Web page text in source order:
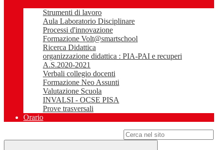
Strumenti di lavoro
Aula Laboratorio Disciplinare
Processi d'innovazione
Formazione Volt@smartschool
Ricerca Didattica
organizzazione didattica : PIA-PAI e recuperi
A.S.2020-2021
Verbali collegio docenti
Formazione Neo Assunti
Valutazione Scuola
INVALSI - OCSE PISA
Prove trasversali
Orario